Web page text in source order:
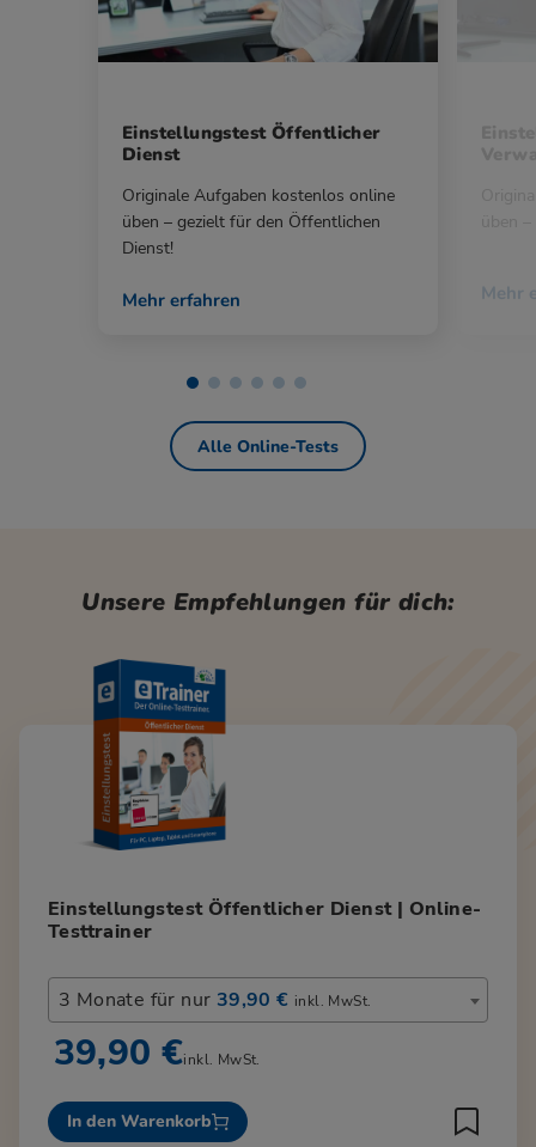
Einstellungstest Öffentlicher
Dienst
Originale Aufgaben kostenlos online
üben – gezielt für den Öffentlichen
Dienst!
Mehr erfahren Mehr
Alle Online-Tests
Unsere Empfehlungen für dich:
Einstellungstest Öffentlicher Dienst | Online-
Testtrainer
3 Monate für nur 39,90 € inkl. MwSt.
39,90 €inkl. MwSt.
In den Warenkorb